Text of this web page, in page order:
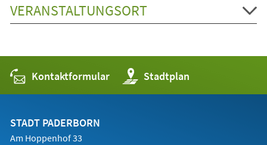
VERANSTALTUNGSORT
Kontaktformular Stadtplan
(Öffnet
in
einem
STADT PADERBORN
Am Hoppenhof 33